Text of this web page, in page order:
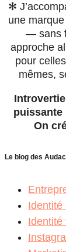
✻
une
— sans
approche
pour
mêmes,
puissante
On
Le blog des
Identité
Identité